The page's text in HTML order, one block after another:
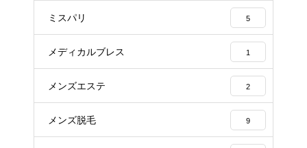
ミスパリ 5
メディカルブレス 1
メンズエステ 2
メンズ脱毛 9